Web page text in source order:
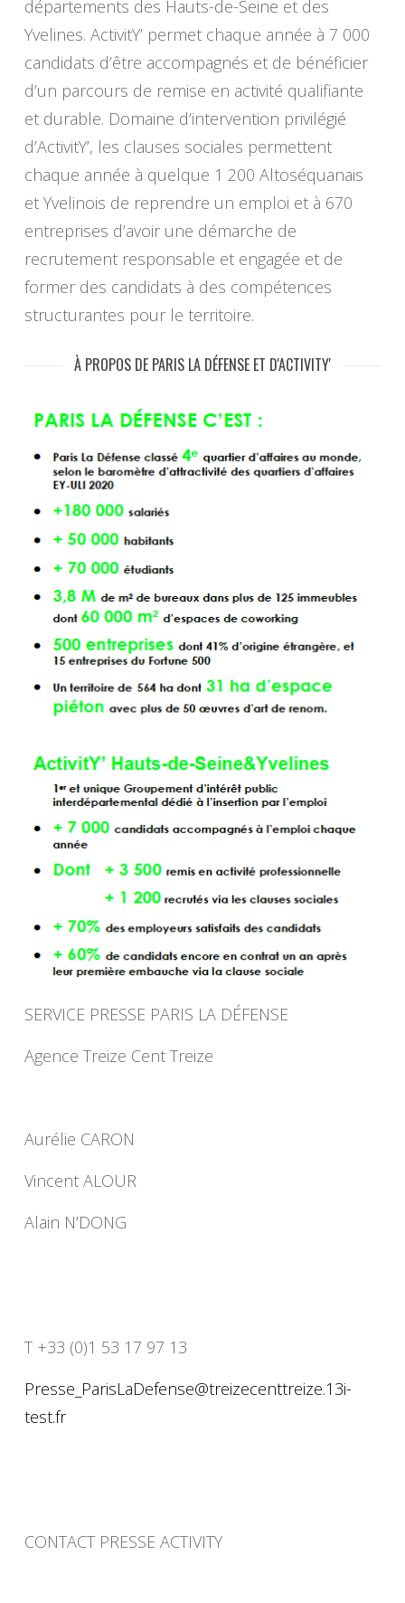
départements des Hauts-de-Seine et des
Yvelines. ActivitY’ permet chaque année à 7 000
candidats d’être accompagnés et de bénéficier
d’un parcours de remise en activité qualifiante
et durable. Domaine d’intervention privilégié
d’ActivitY’, les clauses sociales permettent
chaque année à quelque 1 200 Altoséquanais
et Yvelinois de reprendre un emploi et à 670
entreprises d’avoir une démarche de
recrutement responsable et engagée et de
former des candidats à des compétences
structurantes pour le territoire.
À PROPOS DE PARIS LA DÉFENSE ET D'ACTIVITY'
SERVICE PRESSE PARIS LA DÉFENSE
Agence Treize Cent Treize
Aurélie CARON
Vincent ALOUR
Alain N’DONG
T +33 (0)1 53 17 97 13
Presse_ParisLaDefense@treizecenttreize.13i-
test.fr
CONTACT PRESSE ACTIVITY